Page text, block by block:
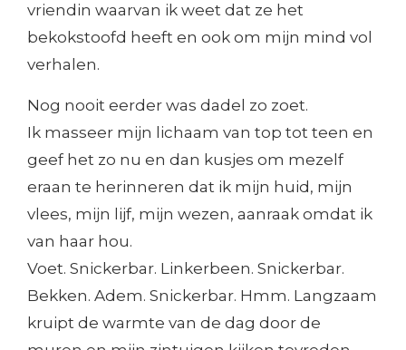
vriendin waarvan ik weet dat ze het
bekokstoofd heeft en ook om mijn mind vol
verhalen.
Nog nooit eerder was dadel zo zoet.
Ik masseer mijn lichaam van top tot teen en
geef het zo nu en dan kusjes om mezelf
eraan te herinneren dat ik mijn huid, mijn
vlees, mijn lijf, mijn wezen, aanraak omdat ik
van haar hou.
Voet. Snickerbar. Linkerbeen. Snickerbar.
Bekken. Adem. Snickerbar. Hmm. Langzaam
kruipt de warmte van de dag door de